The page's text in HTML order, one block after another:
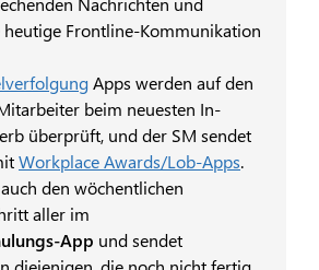
heutige Frontline-Kommunikation
Apps werden auf den
beim neuesten In-
überprüft, und der SM sendet
Workplace Awards/Lob-Apps.
den wöchentlichen
aller im
App und sendet